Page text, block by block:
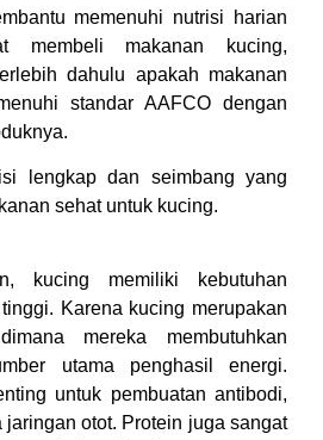
memenuhi nutrisi harian
membeli makanan kucing,
dahulu apakah makanan
standar AAFCO dengan
lengkap dan seimbang yang
sehat untuk kucing.
kucing memiliki kebutuhan
Karena kucing merupakan
mereka membutuhkan
utama penghasil energi.
untuk pembuatan antibodi,
jaringan otot. Protein juga sangat